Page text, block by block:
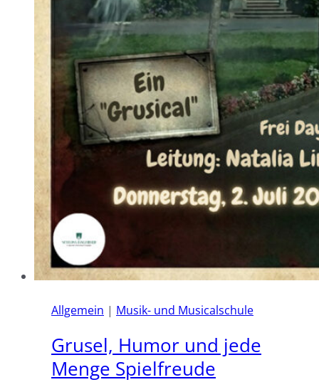
Allgemein | Musik- und Musicalschule
Grusel, Humor und jede
Menge Spielfreude